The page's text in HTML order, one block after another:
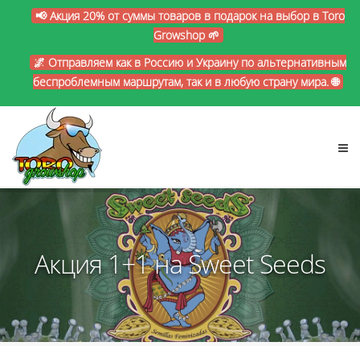
📢 Акция 20% от суммы товаров в подарок на выбор в Toro
Growshop 🌱
🌌 Отправляем как в Россию и Украину по альтернативным
беспроблемным маршрутам, так и в любую страну мира. 🌐
Акция 1+1 на Sweet Seeds